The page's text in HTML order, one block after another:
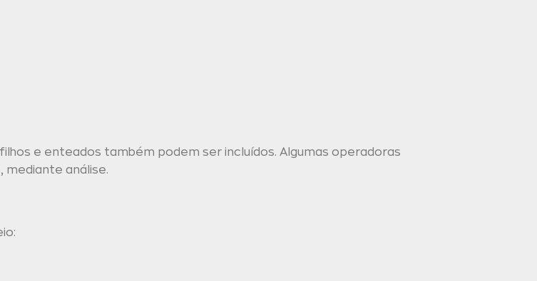
e enteados também podem ser incluídos. Algumas operadoras
mediante análise.